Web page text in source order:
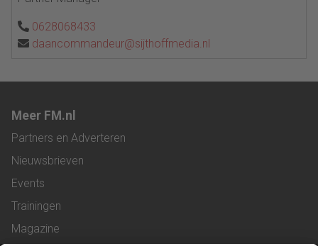
0628068433
daancommandeur@sijthoffmedia.nl
Meer FM.nl
Partners en Adverteren
Nieuwsbrieven
Events
Trainingen
Magazine